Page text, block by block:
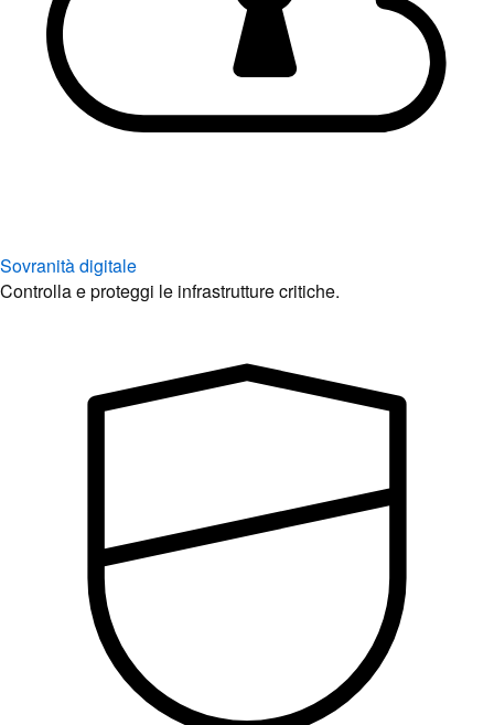
Sovranità digitale
Controlla e proteggi le infrastrutture critiche.